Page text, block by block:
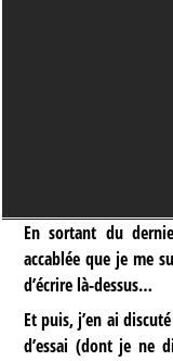
En sortant du
accablée que je me
d’écrire là-dessus…
Et puis, j’en ai
d’essai (dont je ne